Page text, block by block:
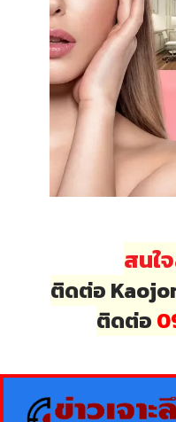
สนใ
ติดต่อ
ติดต่อ